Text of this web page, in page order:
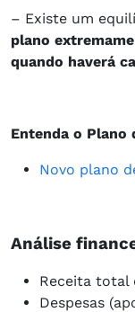
– Existe um
plano
quando haverá
Entenda o Plano
Novo plano
Análise
Receita total
Despesas